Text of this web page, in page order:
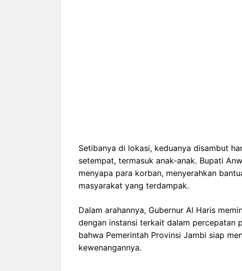
Setibanya di lokasi, keduanya disambut
setempat, termasuk anak-anak. Bupati
menyapa para korban, menyerahkan
masyarakat yang terdampak.
Dalam arahannya, Gubernur Al Haris
dengan instansi terkait dalam percepatan
bahwa Pemerintah Provinsi Jambi siap
kewenangannya.